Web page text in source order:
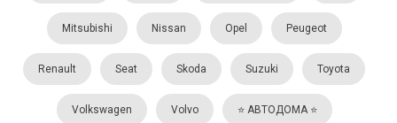
Mitsubishi Nissan Opel Peugeot
Renault Seat Skoda Suzuki Toyota
Volkswagen Volvo ⭐️ АВТОДОМА ⭐️